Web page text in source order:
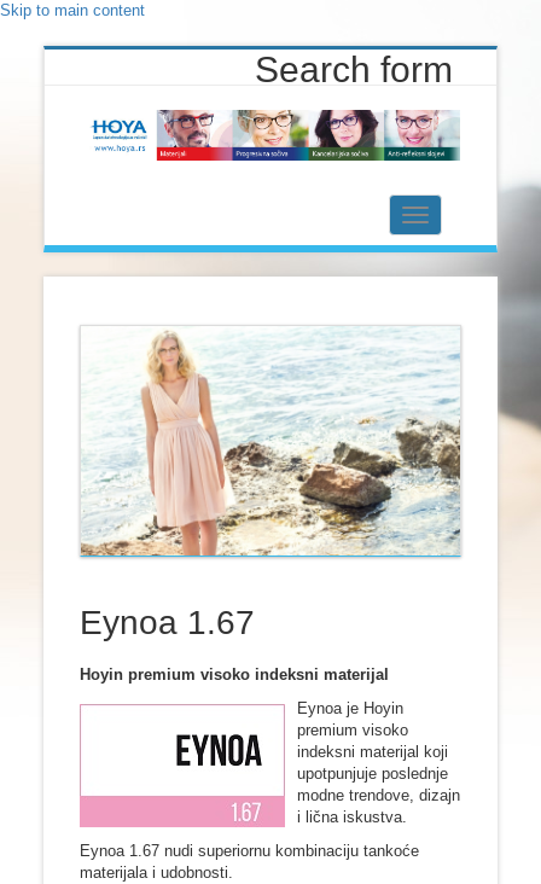
Skip to main content
Search form
Toggle
navigation
Eynoa 1.67
Hoyin premium visoko indeksni materijal
Eynoa je Hoyin
premium visoko
indeksni materijal koji
upotpunjuje poslednje
modne trendove, dizajn
i lična iskustva.
Eynoa 1.67 nudi superiornu kombinaciju tankoće
materijala i udobnosti.